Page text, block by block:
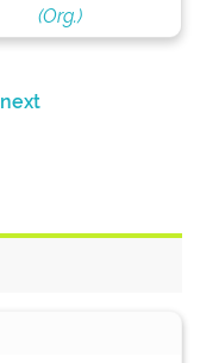
(Org.)
next